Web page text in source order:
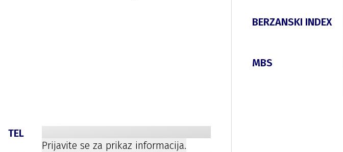
TEL
Prijavite se za prikaz informacija.
BERZANSKI INDEX
MBS